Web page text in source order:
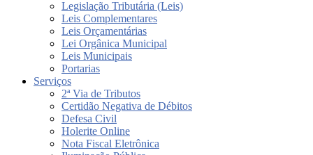
Legislação Tributária (Leis)
Leis Complementares
Leis Orçamentárias
Lei Orgânica Municipal
Leis Municipais
Portarias
Serviços
2ª Via de Tributos
Certidão Negativa de Débitos
Defesa Civil
Holerite Online
Nota Fiscal Eletrônica